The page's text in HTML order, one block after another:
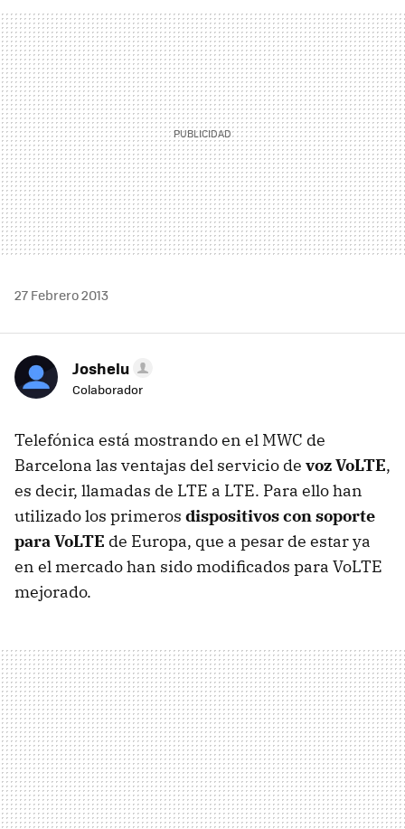
MAIL
27 Febrero 2013
Joshelu
Colaborador
Telefónica está mostrando en el MWC de
Barcelona las ventajas del servicio de voz VoLTE,
es decir, llamadas de LTE a LTE. Para ello han
utilizado los primeros dispositivos con soporte
para VoLTE de Europa, que a pesar de estar ya
en el mercado han sido modificados para VoLTE
mejorado.